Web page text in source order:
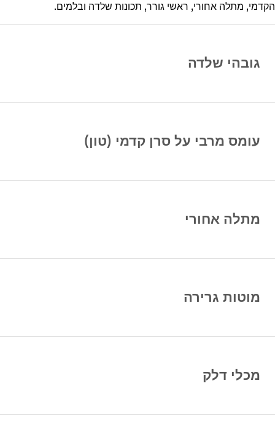
הקדמי, מתלה אחורי, ראשי גורר, תכונות שלדה ובלמים.
גובהי שלדה
עומס מרבי על סרן קדמי (טון)
מתלה אחורי
מוטות גרירה
מכלי דלק